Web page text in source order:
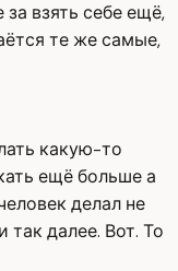
взять себе ещё,
те же самые,
какую-то
ещё больше а
делал не
так далее. Вот. То